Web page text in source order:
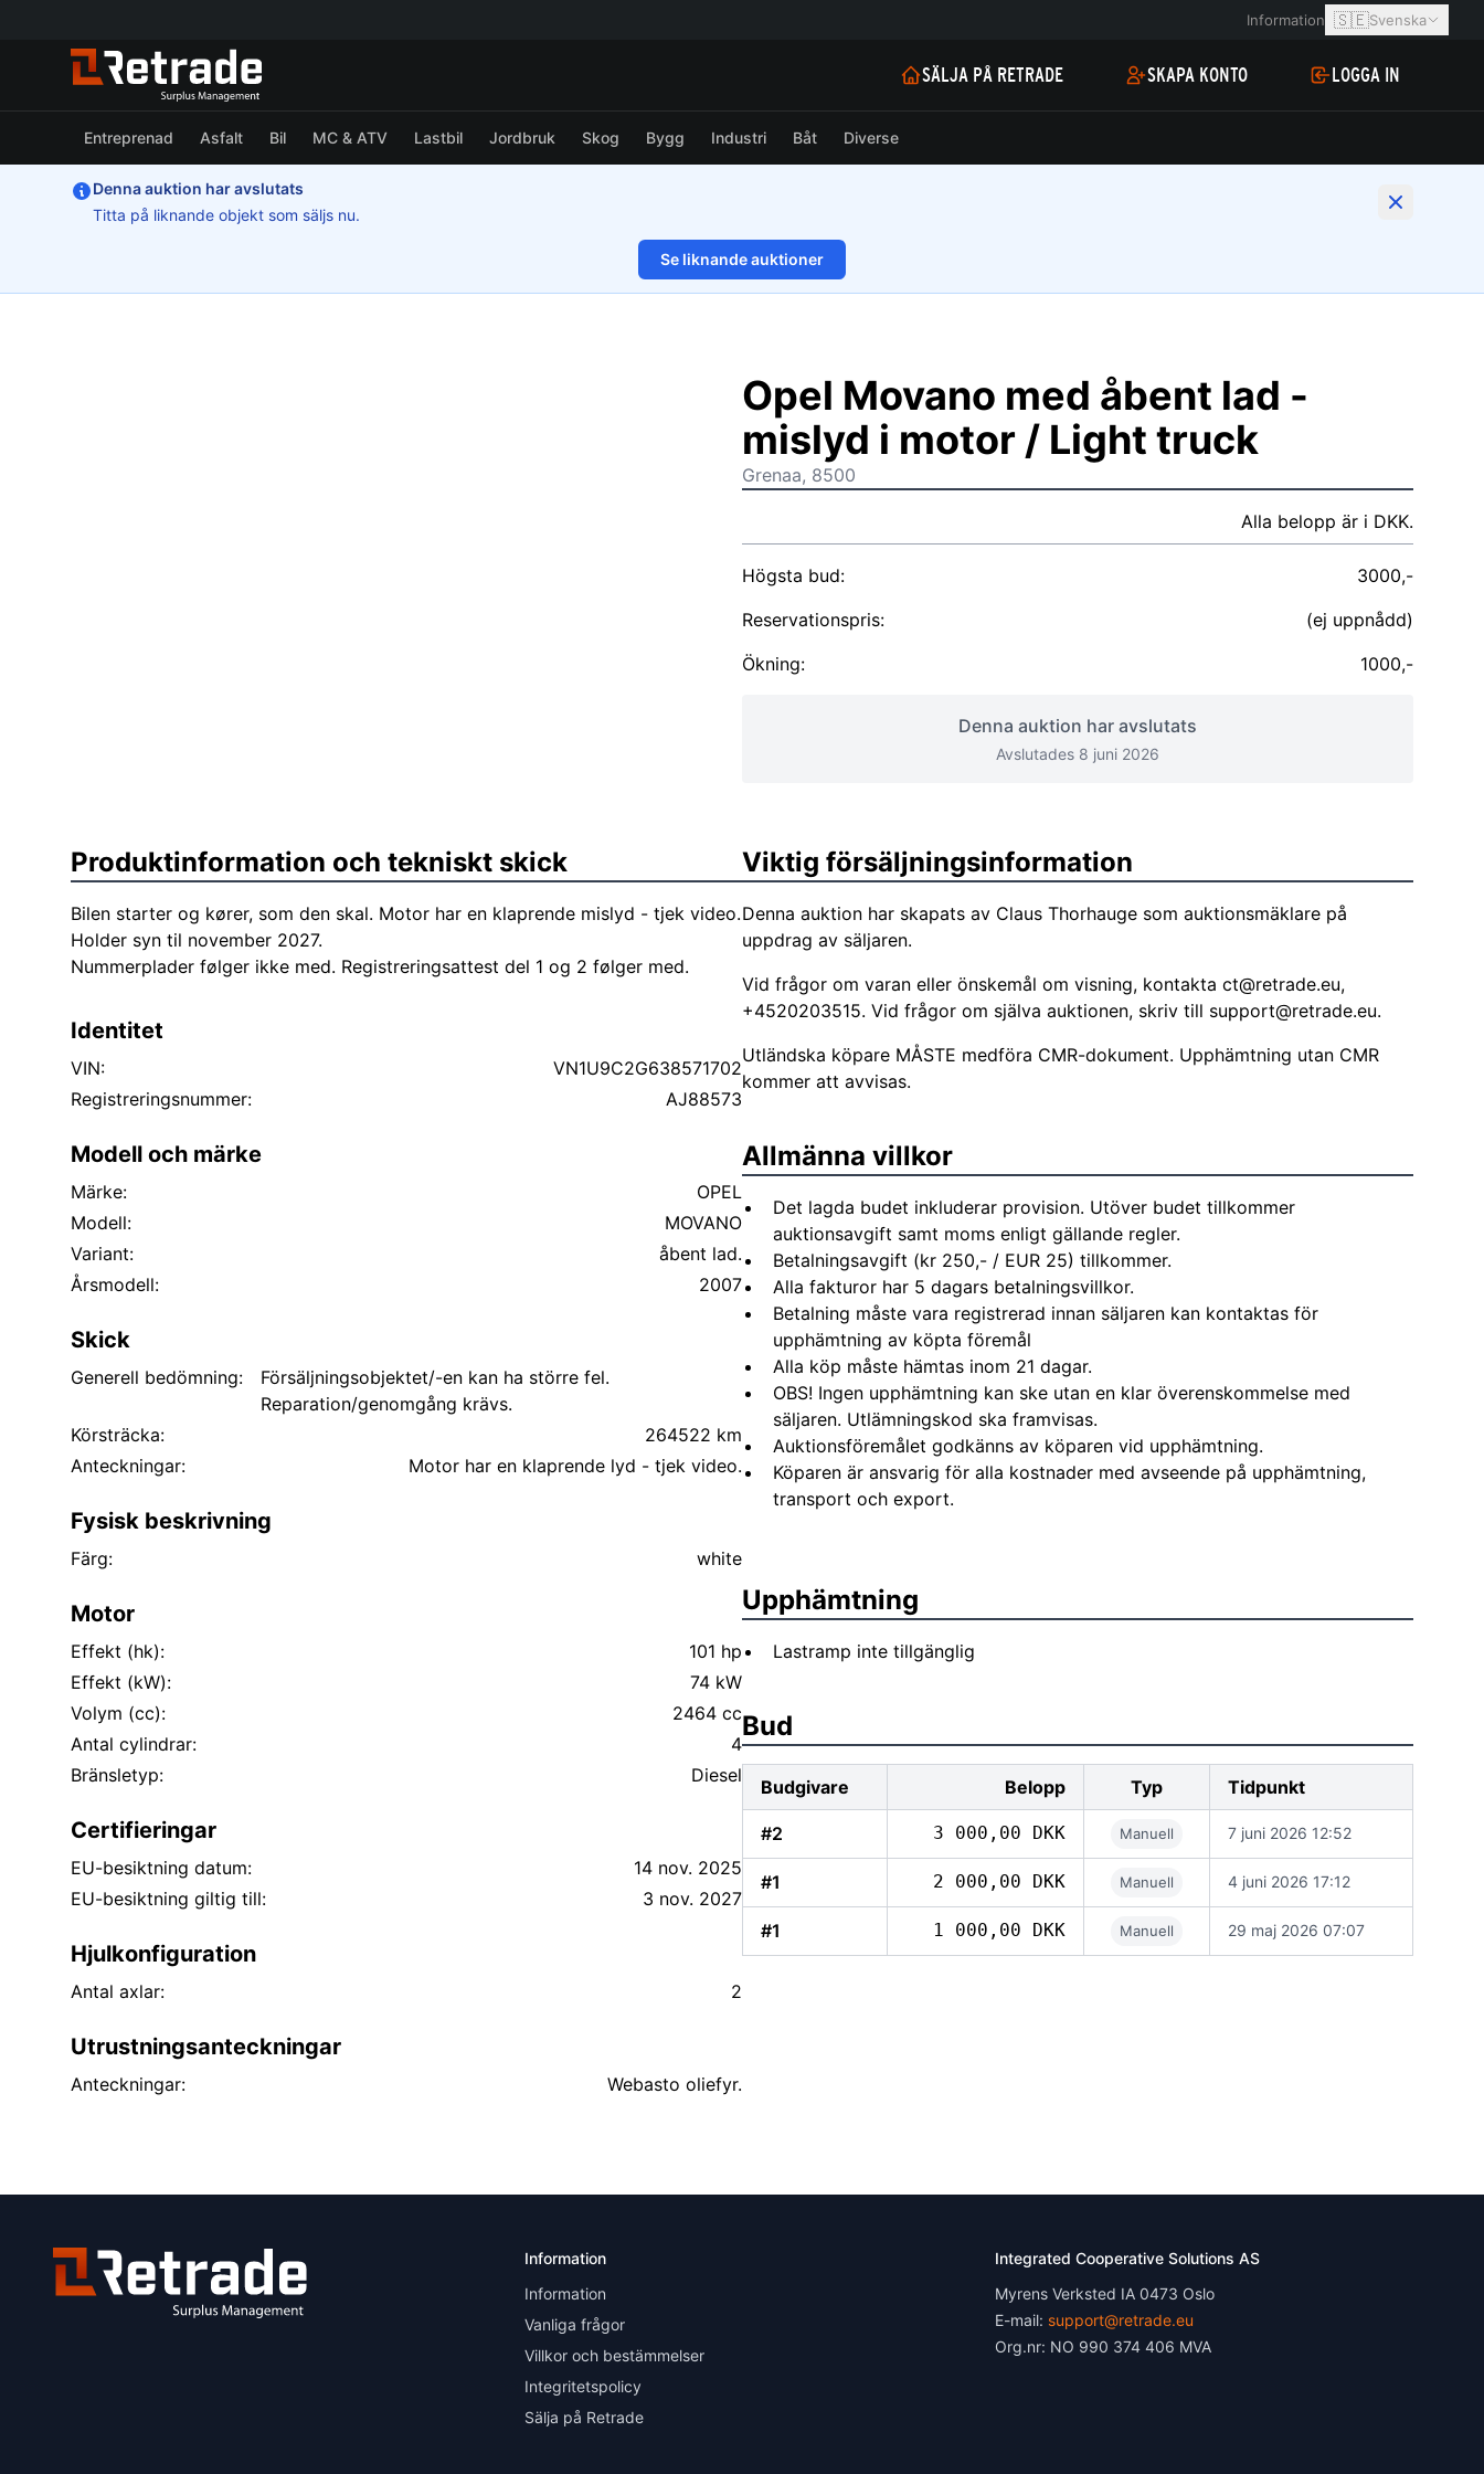
Information 🇸🇪Svenska
SÄLJA PÅ RETRADE SKAPA KONTO LOGGA IN
Entreprenad Asfalt Bil MC & ATV Lastbil Jordbruk Skog Bygg Industri Båt Diverse
Denna auktion har avslutats
Titta på liknande objekt som säljs nu.
Se liknande auktioner
1/36
Opel Movano med åbent lad -
mislyd i motor / Light truck
Grenaa, 8500
Alla belopp är i DKK.
Högsta bud:
3000,-
Reservationspris:
(ej uppnådd)
Ökning:
1000,-
Denna auktion har avslutats
Avslutades 8 juni 2026
Produktinformation och tekniskt skick
Bilen starter og kører, som den skal. Motor har en klaprende mislyd - tjek video.
Holder syn til november 2027.
Nummerplader følger ikke med. Registreringsattest del 1 og 2 følger med.
Identitet
VIN:
VN1U9C2G638571702
Registreringsnummer:
AJ88573
Modell och märke
Märke:
OPEL
Modell:
MOVANO
Variant:
åbent lad.
Årsmodell:
2007
Skick
Generell bedömning:
Försäljningsobjektet/-en kan ha större fel.
Reparation/genomgång krävs.
Körsträcka:
264522 km
Anteckningar:
Motor har en klaprende lyd - tjek video.
Fysisk beskrivning
Färg: white
Motor
Effekt (hk):
101 hp
Effekt (kW):
74 kW
Volym (cc):
2464 cc
Antal cylindrar:
4
Bränsletyp:
Diesel
Certifieringar
EU-besiktning datum:
14 nov. 2025
EU-besiktning giltig till:
3 nov. 2027
Hjulkonfiguration
Antal axlar: 2
Utrustningsanteckningar
Anteckningar: Webasto oliefyr.
Viktig försäljningsinformation
Denna auktion har skapats av Claus Thorhauge som auktionsmäklare på
uppdrag av säljaren.
Vid frågor om varan eller önskemål om visning, kontakta ct@retrade.eu,
+4520203515. Vid frågor om själva auktionen, skriv till support@retrade.eu.
Utländska köpare MÅSTE medföra CMR-dokument. Upphämtning utan CMR
kommer att avvisas.
Allmänna villkor
Det lagda budet inkluderar provision. Utöver budet tillkommer
auktionsavgift samt moms enligt gällande regler.
Betalningsavgift (kr 250,- / EUR 25) tillkommer.
Alla fakturor har 5 dagars betalningsvillkor.
Betalning måste vara registrerad innan säljaren kan kontaktas för
upphämtning av köpta föremål
Alla köp måste hämtas inom 21 dagar.
OBS! Ingen upphämtning kan ske utan en klar överenskommelse med
säljaren. Utlämningskod ska framvisas.
Auktionsföremålet godkänns av köparen vid upphämtning.
Köparen är ansvarig för alla kostnader med avseende på upphämtning,
transport och export.
Upphämtning
Lastramp inte tillgänglig
Bud
Budgivare Belopp Typ Tidpunkt
#2 3 000,00 DKK Manuell 7 juni 2026 12:52
#1 2 000,00 DKK Manuell 4 juni 2026 17:12
#1 1 000,00 DKK Manuell 29 maj 2026 07:07
Information
Information
Vanliga frågor
Villkor och bestämmelser
Integritetspolicy
Sälja på Retrade
Integrated Cooperative Solutions AS
Myrens Verksted IA 0473 Oslo
E-mail: support@retrade.eu
Org.nr: NO 990 374 406 MVA